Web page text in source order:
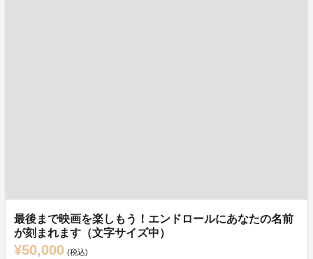
最後まで映画を楽しもう！エンドロールにあなたの名前
が刻まれます（文字サイズ中）
¥50,000 (税込)